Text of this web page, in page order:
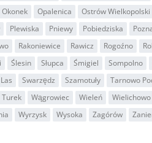
Okonek Opalenica
Ostrów Wielkopolski
Plewiska Pniewy Pobiedziska
Rakoniewice Rawicz Rogoźno
Ślesin Słupca Śmigiel Sompolno
Swarzędz Szamotuły
Tarnowo
Turek Wągrowiec Wieleń
Wielichowo
Wyrzysk Wysoka Zagórów